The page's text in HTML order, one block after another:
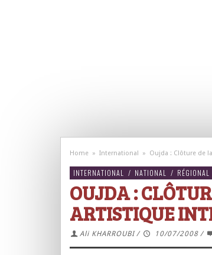
Home » International » Oujda : Clôture de
INTERNATIONAL / NATIONAL / RÉGIONAL
OUJDA :
ARTISTIQUE
Ali KHARROUBI / 10/07/2008 /